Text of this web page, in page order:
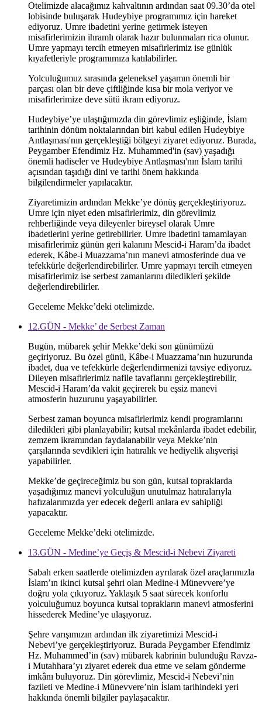
Otelimizde alacağımız kahvaltının ardından saat 09.30’da otel
lobisinde buluşarak Hudeybiye programımız için hareket
ediyoruz. Umre ibadetini yerine getirmek isteyen
misafirlerimizin ihramlı olarak hazır bulunmaları rica olunur.
Umre yapmayı tercih etmeyen misafirlerimiz ise günlük
kıyafetleriyle programımıza katılabilirler.
Yolculuğumuz sırasında geleneksel yaşamın önemli bir
parçası olan bir deve çiftliğinde kısa bir mola veriyor ve
misafirlerimize deve sütü ikram ediyoruz.
Hudeybiye’ye ulaştığımızda din görevlimiz eşliğinde, İslam
tarihinin dönüm noktalarından biri kabul edilen Hudeybiye
Antlaşması'nın gerçekleştiği bölgeyi ziyaret ediyoruz. Burada,
Peygamber Efendimiz Hz. Muhammed'in (sav) yaşadığı
önemli hadiseler ve Hudeybiye Antlaşması'nın İslam tarihi
açısından taşıdığı dini ve tarihi önem hakkında
bilgilendirmeler yapılacaktır.
Ziyaretimizin ardından Mekke’ye dönüş gerçekleştiriyoruz.
Umre için niyet eden misafirlerimiz, din görevlimiz
rehberliğinde veya dileyenler bireysel olarak Umre
ibadetlerini yerine getirebilirler. Umre ibadetini tamamlayan
misafirlerimiz günün geri kalanını Mescid-i Haram’da ibadet
ederek, Kâbe-i Muazzama’nın manevi atmosferinde dua ve
tefekkürle değerlendirebilirler. Umre yapmayı tercih etmeyen
misafirlerimiz ise serbest zamanlarını diledikleri şekilde
değerlendirebilirler.
Geceleme Mekke’deki otelimizde.
12.GÜN - Mekke’ de Serbest Zaman
Bugün, mübarek şehir Mekke’deki son günümüzü
geçiriyoruz. Bu özel günü, Kâbe-i Muazzama’nın huzurunda
ibadet, dua ve tefekkürle değerlendirmenizi tavsiye ediyoruz.
Dileyen misafirlerimiz nafile tavaflarını gerçekleştirebilir,
Mescid-i Haram’da vakit geçirerek bu eşsiz manevi
atmosferin huzurunu yaşayabilirler.
Serbest zaman boyunca misafirlerimiz kendi programlarını
diledikleri gibi planlayabilir; kutsal mekânlarda ibadet edebilir,
zemzem ikramından faydalanabilir veya Mekke’nin
çarşılarında sevdikleri için hatıralık ve hediyelik alışverişi
yapabilirler.
Mekke’de geçireceğimiz bu son gün, kutsal topraklarda
yaşadığımız manevi yolculuğun unutulmaz hatıralarıyla
hafızalarımızda yer edecek değerli anlara ev sahipliği
yapacaktır.
Geceleme Mekke’deki otelimizde.
13.GÜN - Medine’ye Geçiş & Mescid-i Nebevi Ziyareti
Sabah erken saatlerde otelimizden ayrılarak özel araçlarımızla
İslam’ın ikinci kutsal şehri olan Medine-i Münevvere’ye
doğru yola çıkıyoruz. Yaklaşık 5 saat sürecek konforlu
yolculuğumuz boyunca kutsal toprakların manevi atmosferini
hissederek Medine’ye ulaşıyoruz.
Şehre varışımızın ardından ilk ziyaretimizi Mescid-i
Nebevi’ye gerçekleştiriyoruz. Burada Peygamber Efendimiz
Hz. Muhammed’in (sav) mübarek kabrinin bulunduğu Ravza-
i Mutahhara’yı ziyaret ederek dua etme ve selam gönderme
imkânı buluyoruz. Din görevlimiz, Mescid-i Nebevi’nin
fazileti ve Medine-i Münevvere’nin İslam tarihindeki yeri
hakkında önemli bilgiler paylaşacaktır.